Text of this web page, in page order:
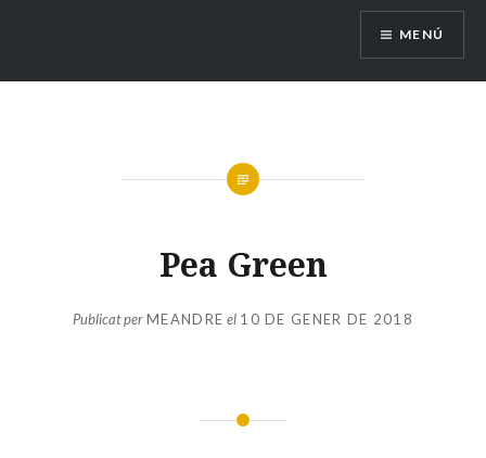
MENÚ
Pea Green
Publicat perMEANDRE el 10 DE GENER DE 2018